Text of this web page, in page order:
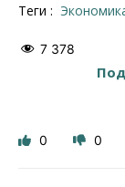
Теги :
7 378
0 0